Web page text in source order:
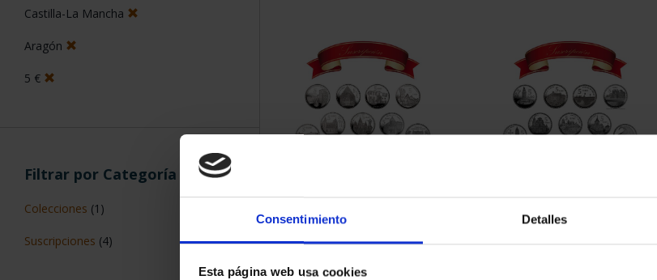
Consentimiento Detalles
Esta página web usa cookies
Castilla-La Mancha
Aragón
5 €
Filtrar por Categoría
Colecciones (1)
Suscripciones (4)
SUSCRIPCIÓN CAPITALES DE
PROVINCIA 1
949,00 €
Sólo para usuarios registrados
SUSCRIPCIÓN CAPITALES DE
PROVINCIA 2
949,00 €